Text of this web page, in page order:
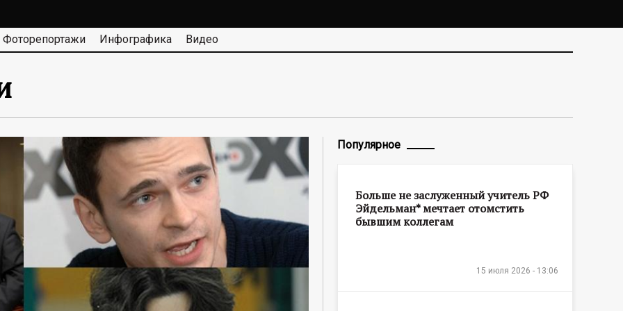
Фоторепортажи Инфографика Видео
Популярное
Больше не заслуженный учитель РФ
Эйдельман* мечтает отомстить
бывшим коллегам
15 июля 2026 - 13:06